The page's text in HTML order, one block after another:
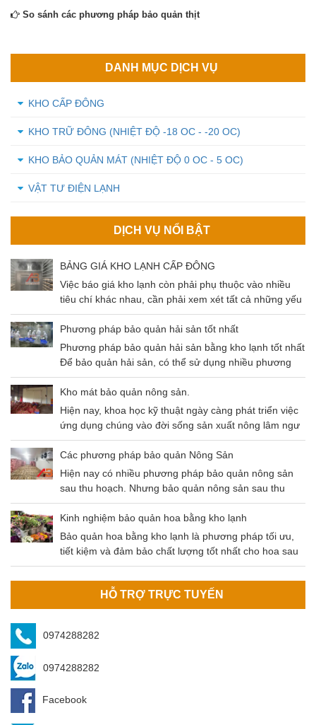
So sánh các phương pháp bảo quản thịt
DANH MỤC DỊCH VỤ
KHO CẤP ĐÔNG
KHO TRỮ ĐÔNG (NHIỆT ĐỘ -18 OC - -20 OC)
KHO BẢO QUẢN MÁT (NHIỆT ĐỘ 0 OC - 5 OC)
VẬT TƯ ĐIỆN LẠNH
DỊCH VỤ NỔI BẬT
BẢNG GIÁ KHO LẠNH CẤP ĐÔNG
Việc báo giá kho lạnh còn phải phụ thuộc vào nhiều
tiêu chí khác nhau, cần phải xem xét tất cả những yếu
tố đó để có thể đưa ra mức giá chuẩn nhất cho khách
hàng. Cùng tìm hiểu về các tiêu chí ảnh hưởng và
mức giá kho lạnh qua bài viết dưới đây nhé!
Phương pháp bảo quản hải sản tốt nhất
Phương pháp bảo quản hải sản bằng kho lạnh tốt nhất
Để bảo quản hải sản, có thể sử dụng nhiều phương
pháp khác nhau như: Thông khí, gây mê, sốc nhiệt,
kho lạnh,…Trong bài viết ngày hôm nay chúng ta sẽ
cùng nhau tìm hiểu phương pháp bảo quản hải sản
bằng kho lạnh – Phương pháp có độ an toàn cao và
Kho mát bảo quản nông sản.
Hiện nay, khoa học kỹ thuật ngày càng phát triển việc
ứng dụng chúng vào đời sống sản xuất nông lâm ngư
nghiệp là không thể thiếu. Điều này không chỉ giúp
tăng gia sản xuất mà còn đảm bảo nguồn thu lớn đem
lại hiệu quả kinh tế cao. Và một trong số chính là kho
mát bảo quản nông sản.
Các phương pháp bảo quản Nông Sản
Hiện nay có nhiều phương pháp bảo quản nông sản
sau thu hoạch. Nhưng bảo quản nông sản sau thu
hoạch bằng kho lạnh là phương pháp tối ưu nhất hiện
nay. Nông sản sau khi thu hoạch cần được bảo quản
đúng cách để đảm bảo không bị tác động bởi các yếu
tố môi trường (mưa, nắng, độ ẩm,…
Kinh nghiệm bảo quản hoa bằng kho lạnh
Bảo quản hoa bằng kho lạnh là phương pháp tối ưu,
tiết kiệm và đảm bảo chất lượng tốt nhất cho hoa sau
khi thu hoạch. Kho bảo quản hoa do An Bình cung cấp
đảm bảo các tiêu chí của khách hàng.
HỖ TRỢ TRỰC TUYẾN
0974288282
0974288282
Facebook